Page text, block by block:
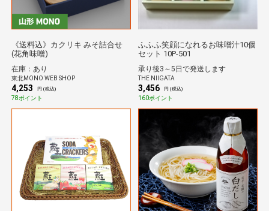
《送料込》カクリキ みそ詰合せ
(花角味噌)
在庫：あり
東北MONO WEB SHOP
4,253 円 (税込)
78ポイント
ふふふ笑顔になれるお味噌汁10個
セット 10P-501
承り後3～5日で発送します
THE NIIGATA
3,456 円 (税込)
160ポイント